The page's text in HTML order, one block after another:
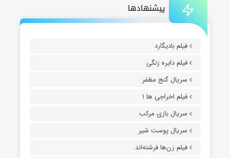
پیشنهادها
فیلم بادیگارد
فیلم دایره زنگی
سریال گنج مظفر
فیلم اخراجی ها ۱
سریال بازی مرکب
سریال پوست شیر
فیلم زن‌ها فرشته‌اند